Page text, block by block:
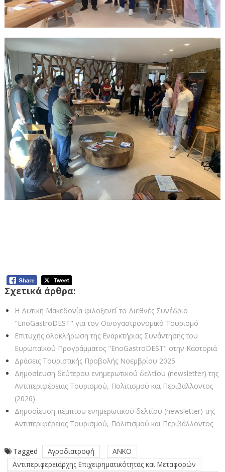
Σχετικά άρθρα:
Η Δυτική Μακεδονία φιλοξενεί το Διεθνές Συνέδριο
"EnoGastroDEST" για τον Οινογαστρονομικό Τουρισμό
Επιτυχής ολοκλήρωση της Εναρκτήριας Συνάντησης του
Ευρωπαϊκού Προγράμματος "EnoGastroDEST" στην Καστοριά
Δράσεις Τουριστικής Προβολής Νοεμβρίου 2025
Δημοσίευση δεύτερου ενημερωτικού δελτίου (newsletter) της
Αντιπεριφέρειας Τουρισμού, Πολιτισμού και Περιβάλλοντος
(2026)
Δημοσίευση πέμπτου ενημερωτικού δελτίου (newsletter) της
Αντιπεριφέρειας Τουρισμού, Πολιτισμού και Περιβάλλοντος
Tagged Αγροδιατροφή
ΑΝΚΟ
Αντιπεριφερειάρχης Επιχειρηματικότητας και Μεταφορών